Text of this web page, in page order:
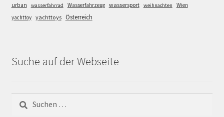
urban wasserfahrrad Wasserfahrzeug wassersport weihnachten
Wien
yachttoy yachttoys Österreich
Suche auf der Webseite
Suchen
nach: